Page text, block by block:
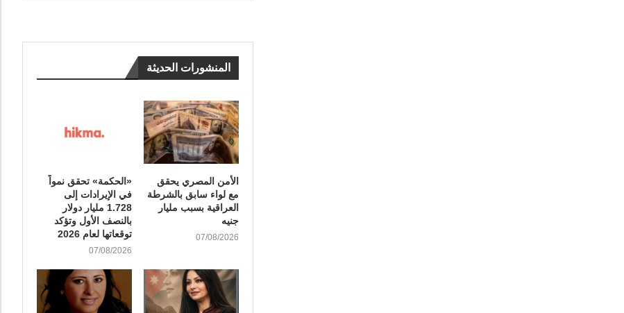
المنشورات الحديثة
الأمن المصري يحقق
مع لواء سابق بالشرطة
العراقية بسبب مليار
جنيه
07/08/2026
«الحكمة» تحقق نمواً
في الإيرادات إلى
1.728 مليار دولار
بالنصف الأول وتؤكد
توقعاتها لعام 2026
07/08/2026